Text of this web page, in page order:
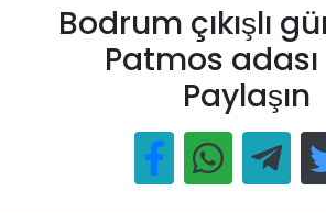
Bodrum çıkışlı
Patmos
Paylaşın